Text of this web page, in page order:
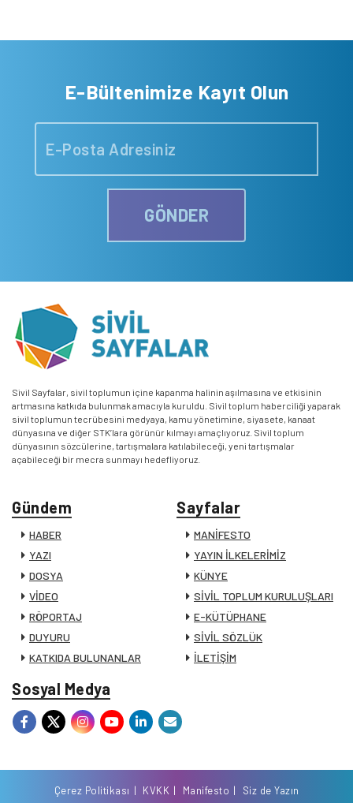
E-Bültenimize Kayıt Olun
GÖNDER
Sivil Sayfalar, sivil toplumun içine kapanma halinin aşılmasına ve etkisinin
artmasına katkıda bulunmak amacıyla kuruldu. Sivil toplum haberciliği yaparak
sivil toplumun tecrübesini medyaya, kamu yönetimine, siyasete, kanaat
dünyasına ve diğer STK’lara görünür kılmayı amaçlıyoruz. Sivil toplum
dünyasının sözcülerine, tartışmalara katılabileceği, yeni tartışmalar
açabileceği bir mecra sunmayı hedefliyoruz.
Gündem
HABER
YAZI
DOSYA
VİDEO
RÖPORTAJ
DUYURU
KATKIDA BULUNANLAR
Sayfalar
MANİFESTO
YAYIN İLKELERİMİZ
KÜNYE
SİVİL TOPLUM KURULUŞLARI
E-KÜTÜPHANE
SİVİL SÖZLÜK
İLETİŞİM
Sosyal Medya
Çerez Politikası KVKK Manifesto Siz de Yazın